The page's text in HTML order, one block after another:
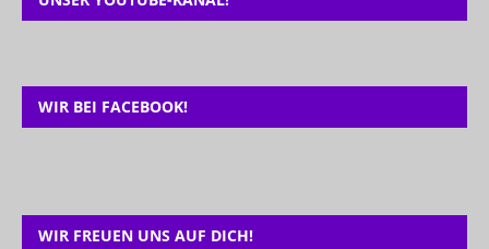
WIR BEI FACEBOOK!
WIR FREUEN UNS AUF DICH!